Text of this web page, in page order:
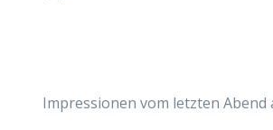
Impressionen vom letzten Abend